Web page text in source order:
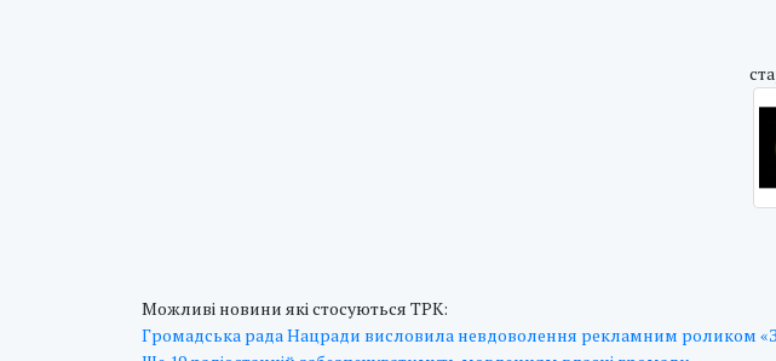
Можливі новини які стосуються ТРК:
Громадська рада Нацради висловила невдоволення рекламним роликом